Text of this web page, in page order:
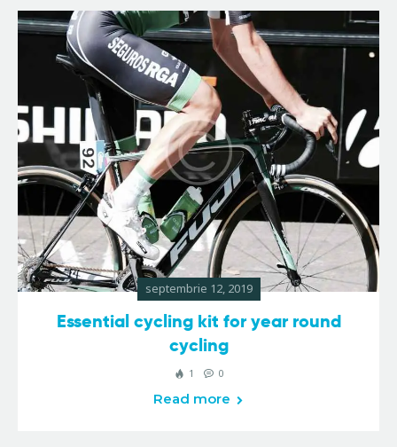
septembrie 12, 2019
Essential cycling kit for year round
cycling
1 0
Read more